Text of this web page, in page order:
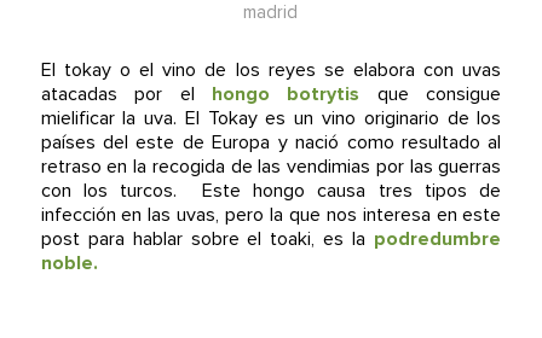
madrid
El tokay o el vino de los reyes se elabora con uvas
atacadas por el hongo botrytis que consigue
mielificar la uva. El Tokay es un vino originario de los
países del este de Europa y nació como resultado al
retraso en la recogida de las vendimias por las guerras
con los turcos. Este hongo causa tres tipos de
infección en las uvas, pero la que nos interesa en este
post para hablar sobre el toaki, es la podredumbre
noble.